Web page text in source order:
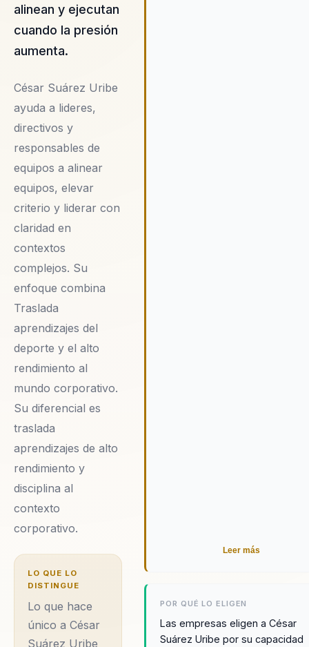
alinean y ejecutan
cuando la presión
aumenta.
César Suárez Uribe
ayuda a lideres,
directivos y
responsables de
equipos a alinear
equipos, elevar
criterio y liderar con
claridad en
contextos
complejos. Su
enfoque combina
Traslada
aprendizajes del
deporte y el alto
rendimiento al
mundo corporativo.
Su diferencial es
traslada
aprendizajes de alto
rendimiento y
disciplina al
contexto
corporativo.
LO QUE LO
DISTINGUE
Lo que hace
único a César
Suárez Uribe
Leer más
POR QUÉ LO ELIGEN
Las empresas eligen a César
Suárez Uribe por su capacidad